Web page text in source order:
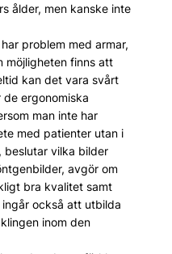
ålder, men kanske inte
problem med armar,
möjligheten finns att
kan det vara svårt
de ergonomiska
man inte har
med patienter utan i
beslutar vilka bilder
avgör om
bra kvalitet samt
också att utbilda
inom den